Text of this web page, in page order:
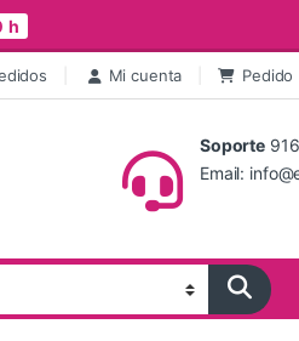
h
Mi cuenta Pedido
Soporte
Email: